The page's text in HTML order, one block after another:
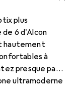
plus
6 d'Alcon
hautement
à
presque pas
ultramoderne